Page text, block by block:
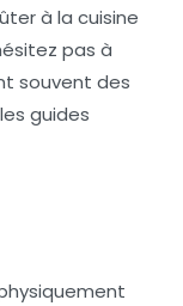
à la cuisine
pas à
souvent des
guides